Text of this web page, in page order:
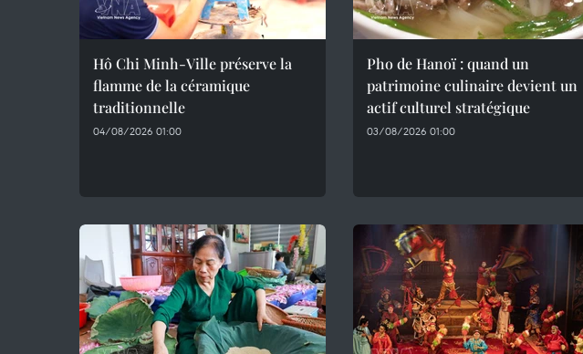
Hô Chi Minh-Ville préserve la
flamme de la céramique
traditionnelle
04/08/2026 01:00
Pho de Hanoï : quand un
patrimoine culinaire devient un
actif culturel stratégique
03/08/2026 01:00